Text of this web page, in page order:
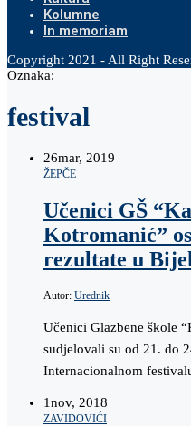
Kolumne
In memoriam
Copyright 2021 - All Right
Oznaka:
festival
26mar, 2019
ŽEPČE
Učenici GŠ
Kotromanić”
rezultate u
Autor: Urednik
Učenici Glazbene škole
sudjelovali su od 21. do
Internacionalnom
1nov, 2018
ZAVIDOVIĆI